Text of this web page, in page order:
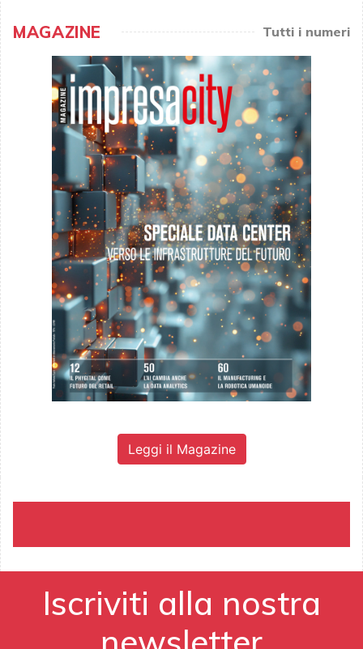
MAGAZINE Tutti i numeri
Leggi il Magazine
Iscriviti alla nostra